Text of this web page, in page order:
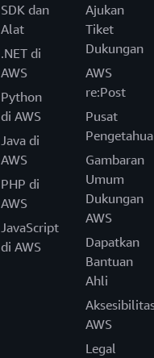
SDK dan
Alat
.NET di
AWS
Python
di AWS
Java di
AWS
PHP di
AWS
JavaScript
di AWS
Ajukan
Tiket
Dukungan
AWS
re:Post
Pusat
Gambaran
Umum
Dukungan
AWS
Dapatkan
Bantuan
Ahli
AWS
Legal